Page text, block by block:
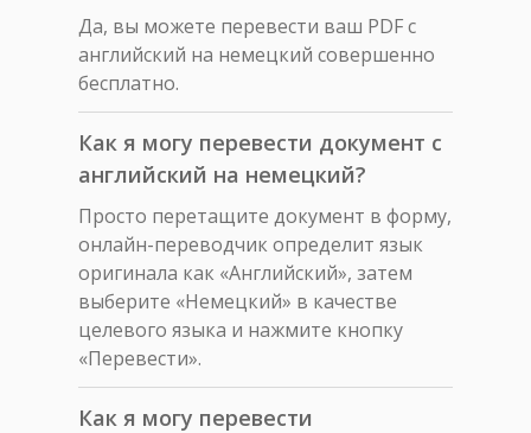
Да, вы можете перевести ваш PDF с
английский на немецкий совершенно
бесплатно.
Как я могу перевести документ с
английский на немецкий?
Просто перетащите документ в форму,
онлайн-переводчик определит язык
оригинала как «Английский», затем
выберите «Немецкий» в качестве
целевого языка и нажмите кнопку
«Перевести».
Как я могу перевести